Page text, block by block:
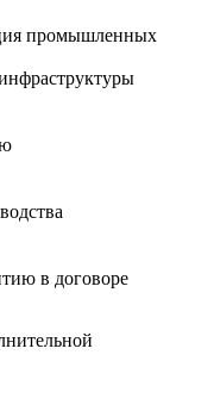
промышленных
в договоре